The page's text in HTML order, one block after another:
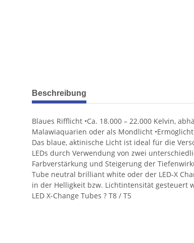
weitere Registerkarten anzeigen
Beschreibung
Blaues Rifflicht •Ca. 18.000 – 22.000 Kelvin,
Malawiaquarien oder als Mondlicht
Das blaue, aktinische Licht ist ideal für die
LEDs durch Verwendung von zwei
Farbverstärkung und Steigerung der
Tube neutral brilliant white oder der LED-X
in der Helligkeit bzw. Lichtintensität gesteuert
LED X-Change Tubes ? T8 / T5